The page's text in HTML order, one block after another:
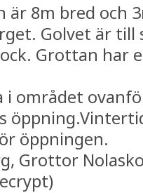
8m bred och
Golvet är
Grottan har
området
öppningen.
Grottor
)